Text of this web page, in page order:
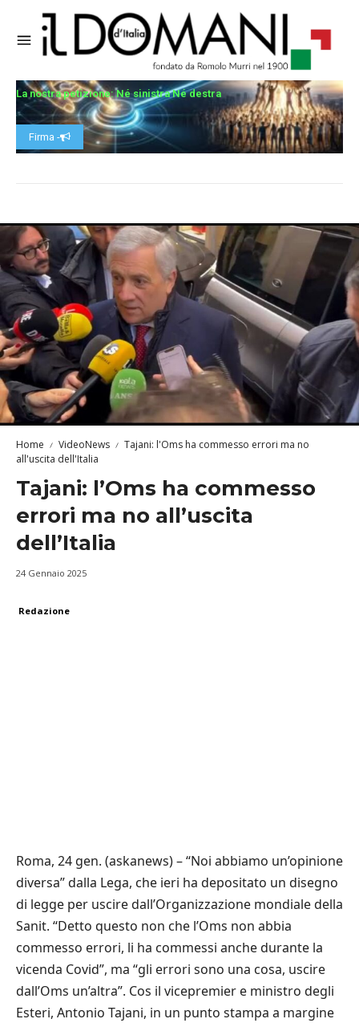
La nostra petizione: Né sinistra Né destra
Firma -
Home VideoNews
Tajani: l'Oms ha commesso errori ma no
all'uscita dell'Italia
Tajani: l’Oms ha commesso
errori ma no all’uscita
dell’Italia
24 Gennaio 2025
Redazione
Roma, 24 gen. (askanews) – “Noi abbiamo un’opinione
diversa” dalla Lega, che ieri ha depositato un disegno
di legge per uscire dall’Organizzazione mondiale della
Sanit. “Detto questo non che l’Oms non abbia
commesso errori, li ha commessi anche durante la
vicenda Covid”, ma “gli errori sono una cosa, uscire
dall’Oms un’altra”. Cos il vicepremier e ministro degli
Esteri, Antonio Tajani, in un punto stampa a margine